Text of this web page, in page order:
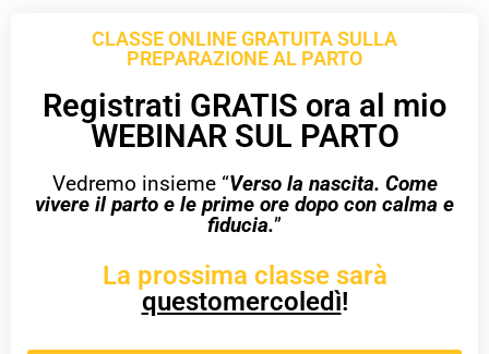
CLASSE ONLINE GRATUITA SULLA
PREPARAZIONE AL PARTO
Registrati GRATIS ora al mio
WEBINAR SUL PARTO
Vedremo insieme “Verso la nascita. Come
vivere il parto e le prime ore dopo con calma e
fiducia.”
La prossima classe sarà
questomercoledì!